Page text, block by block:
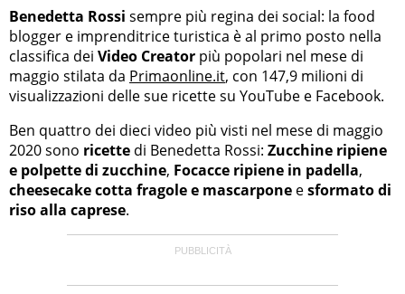
Benedetta Rossi sempre più regina dei social: la food
blogger e imprenditrice turistica è al primo posto nella
classifica dei Video Creator più popolari nel mese di
maggio stilata da Primaonline.it, con 147,9 milioni di
visualizzazioni delle sue ricette su YouTube e Facebook.
Ben quattro dei dieci video più visti nel mese di maggio
2020 sono ricette di Benedetta Rossi: Zucchine ripiene
e polpette di zucchine, Focacce ripiene in padella,
cheesecake cotta fragole e mascarpone esformato di
riso alla caprese.